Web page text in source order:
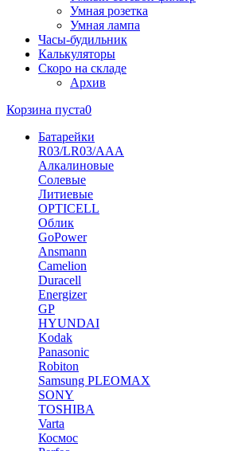
Умная розетка
Умная лампа
Часы-будильник
Калькуляторы
Скоро на складе
Архив
Корзина пуста0
Батарейки
R03/LR03/AAA
Алкалиновые
Солевые
Литиевые
OPTICELL
Облик
GoPower
Ansmann
Camelion
Duracell
Energizer
GP
HYUNDAI
Kodak
Panasonic
Robiton
Samsung PLEOMAX
SONY
TOSHIBA
Varta
Космос